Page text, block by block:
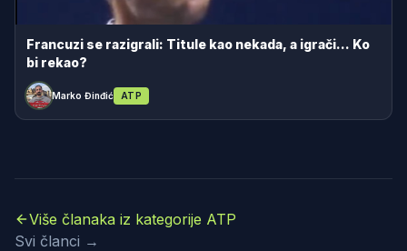
Francuzi se razigrali: Titule kao nekada, a igrači... Ko
bi rekao?
Marko Đinđić ATP
Više članaka iz kategorije ATP
Svi članci →